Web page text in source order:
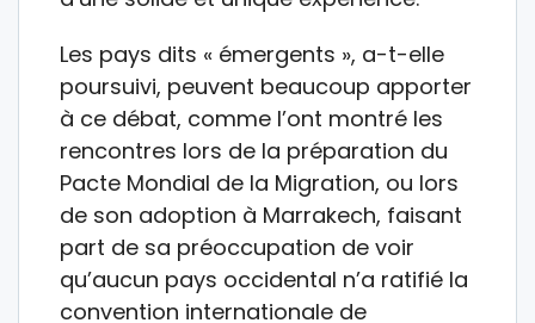
Les pays dits « émergents », a-t-elle
poursuivi, peuvent beaucoup apporter
à ce débat, comme l’ont montré les
rencontres lors de la préparation du
Pacte Mondial de la Migration, ou lors
de son adoption à Marrakech, faisant
part de sa préoccupation de voir
qu’aucun pays occidental n’a ratifié la
convention internationale de